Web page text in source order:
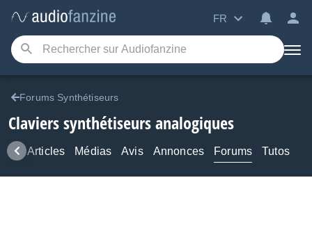
FR
Forums Synthétiseurs
Claviers synthétiseurs analogiques
Articles Médias Avis Annonces Forums Tutos